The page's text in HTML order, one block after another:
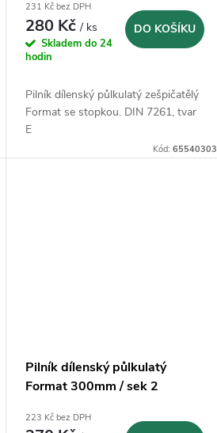
231 Kč bez DPH
280 Kč/ ks
Skladem do 24
hodin
DO KOŠÍKU
Pilník dílenský půlkulatý zešpičatělý
Format se stopkou. DIN 7261, tvar
E
Kód: 65540303
Pilník dílenský půlkulatý
Format 300mm / sek 2
223 Kč bez DPH